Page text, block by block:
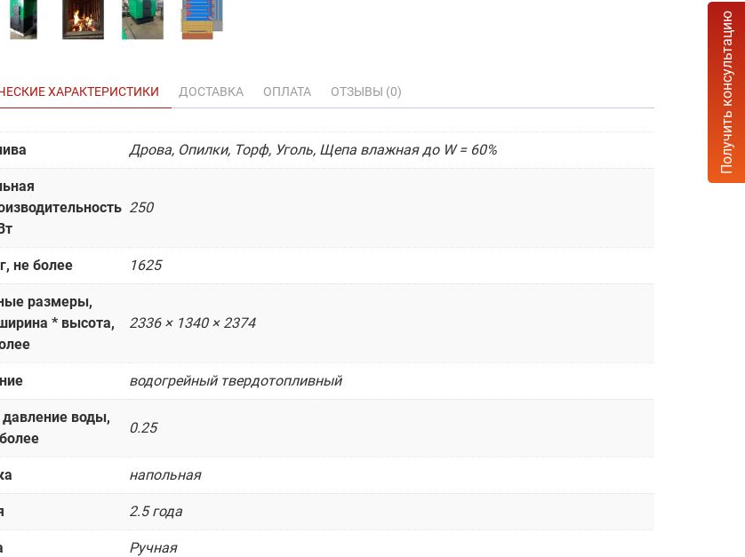
Получить консультацию
ХАРАКТЕРИСТИКИ ДОСТАВКА ОПЛАТА ОТЗЫВЫ (0)
Дрова, Опилки, Торф, Уголь, Щепа влажная до W = 60%
250
не более 1625
размеры,
* высота,
2336 × 1340 × 2374
водогрейный твердотопливный
воды,
0.25
напольная
2.5 года
Ручная